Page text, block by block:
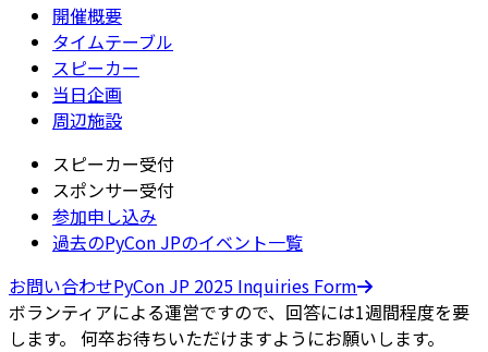
開催概要
タイムテーブル
スピーカー
当日企画
周辺施設
スピーカー受付
スポンサー受付
参加申し込み
過去のPyCon JPのイベント一覧
お問い合わせPyCon JP 2025 Inquiries Form
ボランティアによる運営ですので、回答には1週間程度を要
します。 何卒お待ちいただけますようにお願いします。